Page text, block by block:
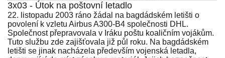
3x03 - Útok na poštovní letadlo
22. listopadu 2003 ráno žádal na bagdádském letišti o
povolení k vzletu Airbus A300-B4 společnosti DHL.
Společnost přepravovala v Iráku poštu koaličním vojákům.
Tuto službu zde zajišťovala již půl roku. Na bagdádském
letišti se jinak nacházela především vojenská letadla,